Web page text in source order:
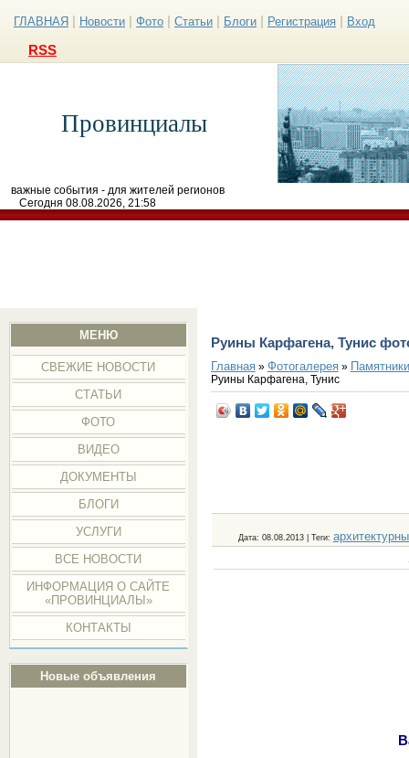
ГЛАВНАЯ Новости Фото Статьи Блоги Регистрация Вход
RSS
Провинциалы
важные события - для жителей регионов
Сегодня 08.08.2026, 21:58
МЕНЮ
СВЕЖИЕ НОВОСТИ
СТАТЬИ
ФОТО
ВИДЕО
ДОКУМЕНТЫ
БЛОГИ
УСЛУГИ
ВСЕ НОВОСТИ
ИНФОРМАЦИЯ О САЙТЕ
«ПРОВИНЦИАЛЫ»
КОНТАКТЫ
Новые объявления
Руины Карфагена, Тунис
Главная» Фотогалерея»
Руины Карфагена, Тунис
Дата: 08.08.2013 | Теги: